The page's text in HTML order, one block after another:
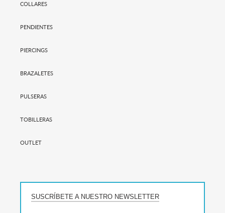
COLLARES
PENDIENTES
PIERCINGS
BRAZALETES
PULSERAS
TOBILLERAS
OUTLET
SUSCRÍBETE A NUESTRO NEWSLETTER